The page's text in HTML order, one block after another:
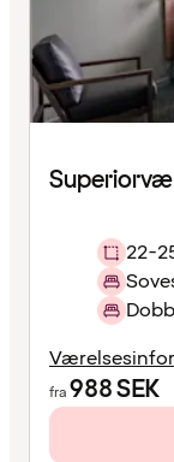
22-
fra988SEK